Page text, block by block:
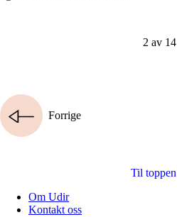
2 av 14
Forrige
Til toppen
Om Udir
Kontakt oss